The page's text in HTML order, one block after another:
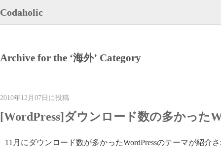
Codaholic
Archive for the ‘海外’ Category
2010年12月07日に投稿
[WordPress]ダウンロード数の多かった
11月にダウンロード数が多かったWordPressのテーマが紹介